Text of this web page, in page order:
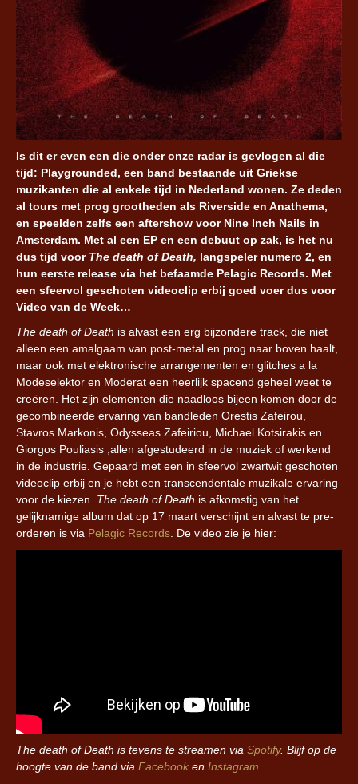
Is dit er even een die onder onze radar is gevlogen al die
tijd: Playgrounded, een band bestaande uit Griekse
muzikanten die al enkele tijd in Nederland wonen. Ze deden
al tours met prog grootheden als Riverside en Anathema,
en speelden zelfs een aftershow voor Nine Inch Nails in
Amsterdam. Met al een EP en een debuut op zak, is het nu
dus tijd voorThe death of Death, langspeler numero 2, en
hun eerste release via het befaamde Pelagic Records. Met
een sfeervol geschoten videoclip erbij goed voer dus voor
Video van de Week…
The death of Death is alvast een erg bijzondere track, die niet
alleen een amalgaam van post-metal en prog naar boven haalt,
maar ook met elektronische arrangementen en glitches a la
Modeselektor en Moderat een heerlijk spacend geheel weet te
creëren. Het zijn elementen die naadloos bijeen komen door de
gecombineerde ervaring van bandleden Orestis Zafeirou,
Stavros Markonis, Odysseas Zafeiriou, Michael Kotsirakis en
Giorgos Pouliasis ,allen afgestudeerd in de muziek of werkend
in de industrie. Gepaard met een in sfeervol zwartwit geschoten
videoclip erbij en je hebt een transcendentale muzikale ervaring
voor de kiezen. The death of Death is afkomstig van het
gelijknamige album dat op 17 maart verschijnt en alvast te pre-
orderen is via Pelagic Records. De video zie je hier:
The death of Death is tevens te streamen via Spotify. Blijf op de
hoogte van de band via Facebook en Instagram.